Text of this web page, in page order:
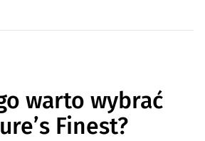
warto wybrać
Finest?